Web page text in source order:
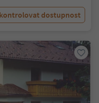
dostupnost